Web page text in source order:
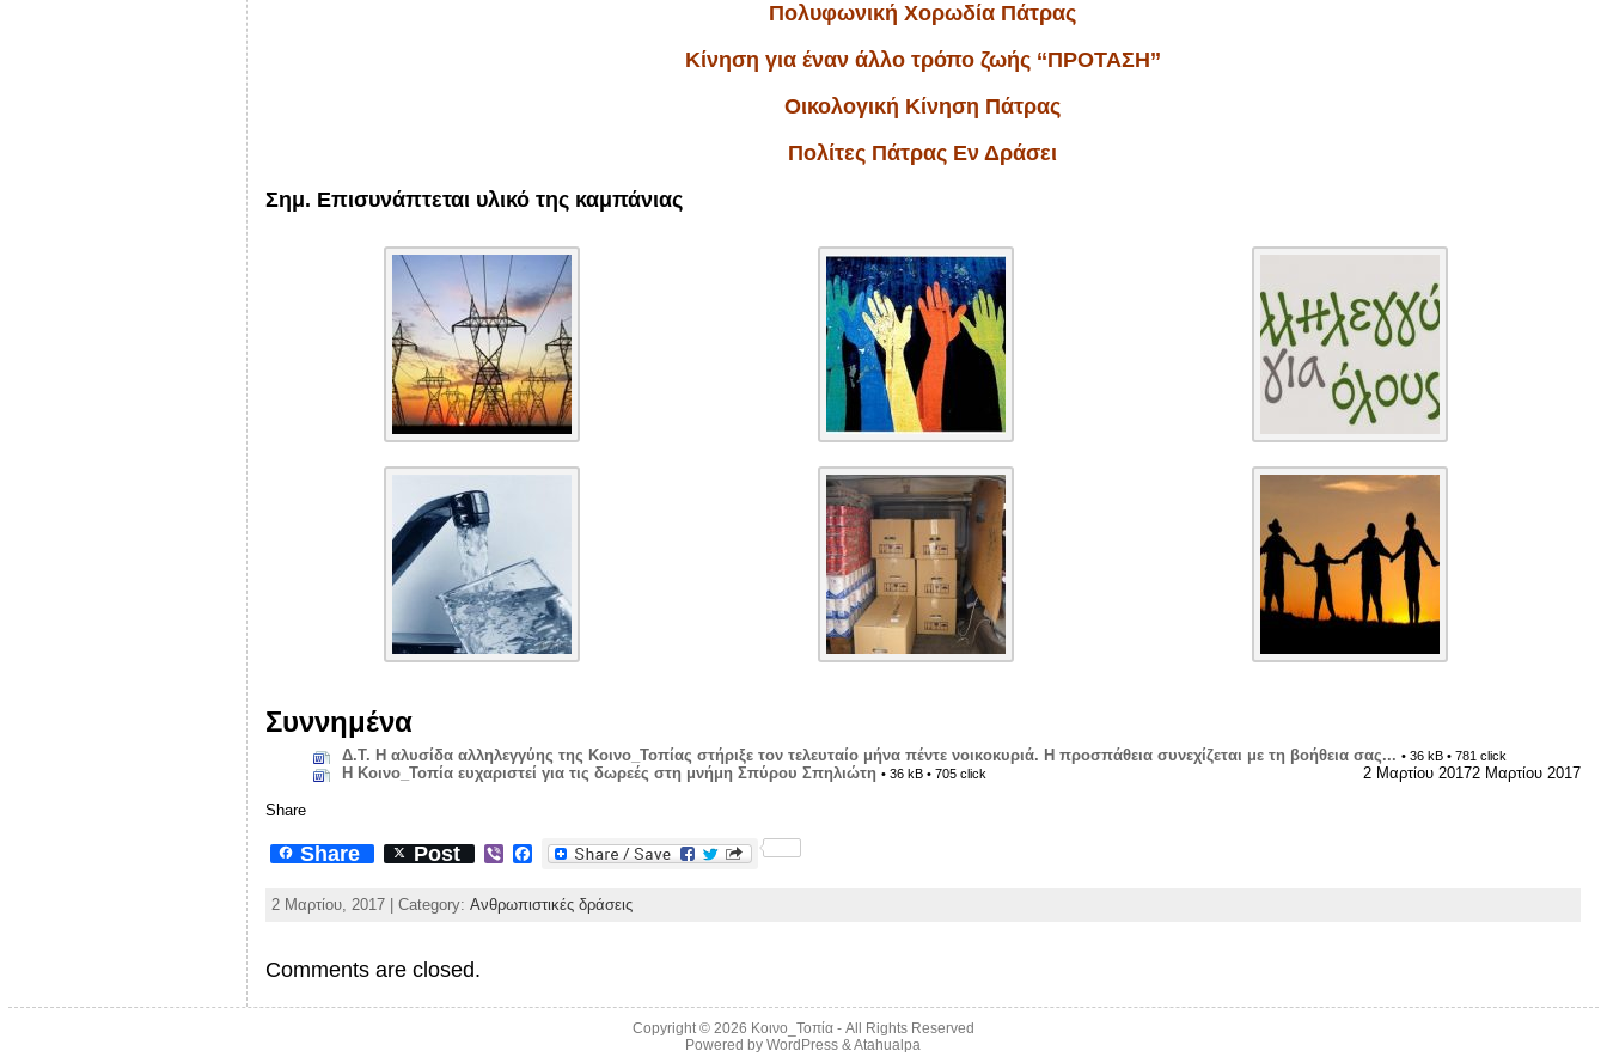
Πολυφωνική Χορωδία Πάτρας
Κίνηση για έναν άλλο τρόπο ζωής ‘‘ΠΡΟΤΑΣΗ’’
Οικολογική Κίνηση Πάτρας
Πολίτες Πάτρας Εν Δράσει
Σημ. Επισυνάπτεται υλικό της καμπάνιας
Συννημένα
Δ.Τ. Η αλυσίδα αλληλεγγύης της Κοινο_Τοπίας στήριξε τον τελευταίο μήνα πέντε νοικοκυριά. Η προσπάθεια συνεχίζεται με τη βοήθεια σας... • 36 kB • 781 click
2 Μαρτίου 2017
Η Κοινο_Τοπία ευχαριστεί για τις δωρεές στη μνήμη Σπύρου Σπηλιώτη • 36 kB • 705 click 2 Μαρτίου 2017
Share
Share Post
V
e
F
e
2 Μαρτίου, 2017 | Category: Ανθρωπιστικές δράσεις
Comments are closed.
Copyright © 2026 Κοινο_Τοπία- All Rights Reserved
Powered byWordPress &Atahualpa